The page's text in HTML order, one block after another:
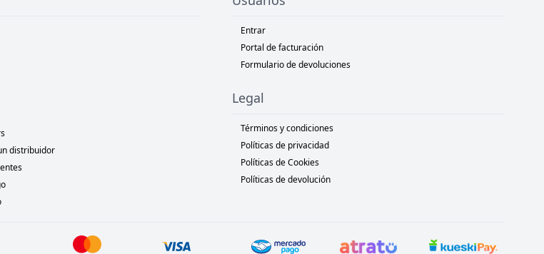
distribuidor
Entrar
Portal de facturación
Formulario de devoluciones
Legal
Términos y condiciones
Políticas de privacidad
Políticas de Cookies
Políticas de devolución